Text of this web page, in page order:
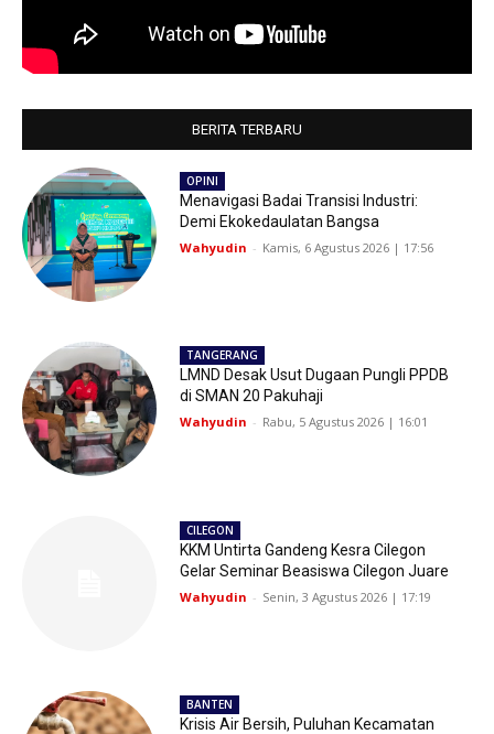
BERITA TERBARU
OPINI
Menavigasi Badai Transisi Industri:
Demi Ekokedaulatan Bangsa
Wahyudin - Kamis, 6 Agustus 2026 | 17:56
TANGERANG
LMND Desak Usut Dugaan Pungli PPDB
di SMAN 20 Pakuhaji
Wahyudin - Rabu, 5 Agustus 2026 | 16:01
CILEGON
KKM Untirta Gandeng Kesra Cilegon
Gelar Seminar Beasiswa Cilegon Juare
Wahyudin - Senin, 3 Agustus 2026 | 17:19
BANTEN
Krisis Air Bersih, Puluhan Kecamatan